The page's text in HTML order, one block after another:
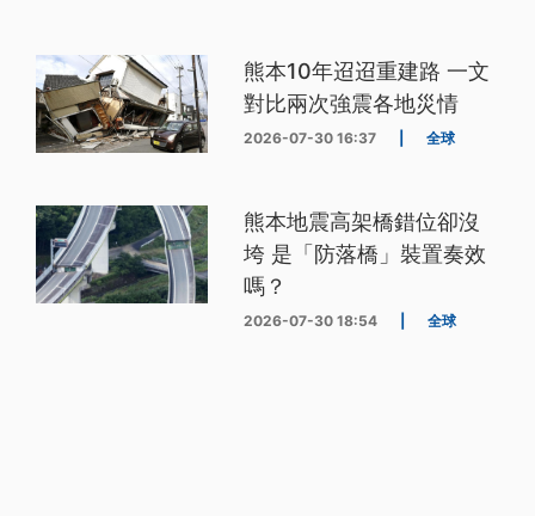
熊本10年迢迢重建路 一文
對比兩次強震各地災情
2026-07-30 16:37 全球
熊本地震高架橋錯位卻沒
垮 是「防落橋」裝置奏效
嗎？
2026-07-30 18:54 全球